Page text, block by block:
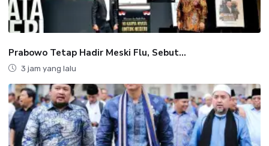
Prabowo Tetap Hadir Meski Flu, Sebut...
3 jam yang lalu